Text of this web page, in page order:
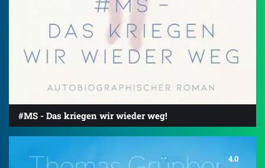
#MS - Das kriegen wir wieder weg!
4.0